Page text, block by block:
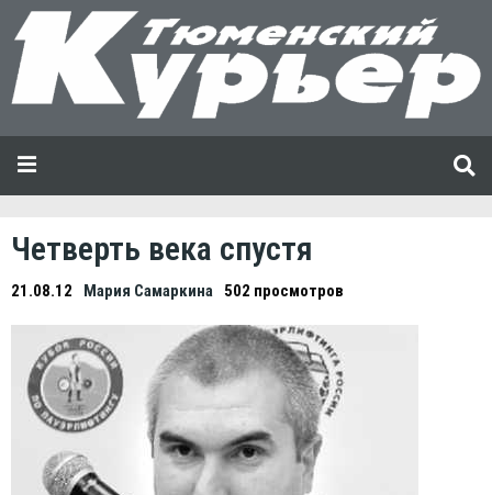
Четверть века спустя
21.08.12 Мария Самаркина 502 просмотров